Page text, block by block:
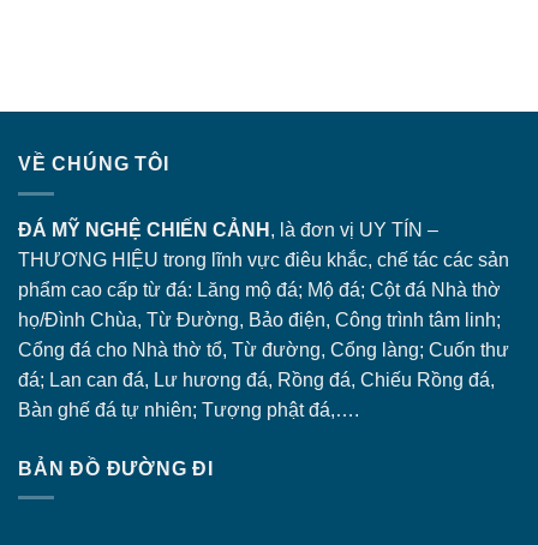
VỀ CHÚNG TÔI
ĐÁ MỸ NGHỆ CHIẾN CẢNH , là đơn vị UY TÍN –
THƯƠNG HIỆU trong lĩnh vực điêu khắc, chế tác các sản
phẩm cao cấp từ đá: Lăng mộ đá; Mộ đá; Cột đá Nhà thờ
họ/Đình Chùa, Từ Đường, Bảo điện, Công trình tâm linh;
Cổng đá cho Nhà thờ tổ, Từ đường, Cổng làng; Cuốn thư
đá; Lan can đá, Lư hương đá, Rồng đá, Chiếu Rồng đá,
Bàn ghế đá tự nhiên; Tượng phật đá,….
BẢN ĐỒ ĐƯỜNG ĐI